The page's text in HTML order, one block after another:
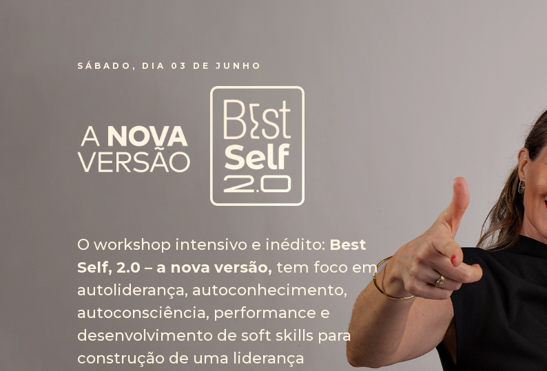
SÁBADO, DIA 03 DE JUNHO
O workshop intensivo e inédito: Best
Self, 2.0 – a nova versão, tem foco em
autoliderança, autoconhecimento,
autoconsciência, performance e
desenvolvimento de soft skills para
construção de uma liderança